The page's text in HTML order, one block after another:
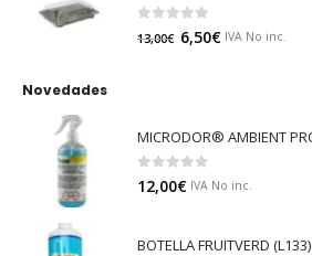
out of 5
13,00€ 6,50€ IVA No inc.
Novedades
0 out of 5
12,00€ IVA No inc.
BOTELLA FRUITVERD (L133)